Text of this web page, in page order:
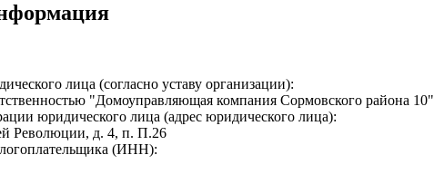
лица (согласно уставу организации):
"Домоуправляющая компания Сормовского района 10"
юридического лица (адрес юридического лица):
Революции, д. 4, п. П.26
(ИНН):